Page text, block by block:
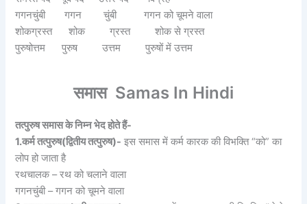
गगनचुंबी गगन चुंबी गगन को चूमने वाला
शोकग्रस्त शोक ग्रस्त शोक से ग्रस्त
पुरुषोत्तम पुरुष उत्तम पुरुषों में उत्तम
समास Samas In Hindi
तत्पुरुष समास के निम्न भेद होते हैं-
1.कर्म तत्पुरुष(द्वितीय तत्पुरुष)- इस समास में कर्म कारक की विभक्ति “को” का
लोप हो जाता है
रथचालक – रथ को चलाने वाला
गगनचुंबी – गगन को चूमने वाला